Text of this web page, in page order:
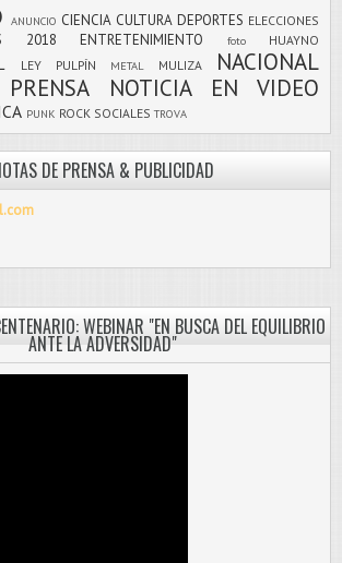
ANUNCIO CIENCIA CULTURA DEPORTES ELECCIONES
2018 ENTRETENIMIENTO foto HUAYNO
LEY PULPÍN METAL MULIZA
NACIONAL
NOTICIA EN VIDEO
PUNK ROCK SOCIALES TROVA
DE PRENSA & PUBLICIDAD
WEBINAR "EN BUSCA DEL EQUILIBRIO
ANTE LA ADVERSIDAD"